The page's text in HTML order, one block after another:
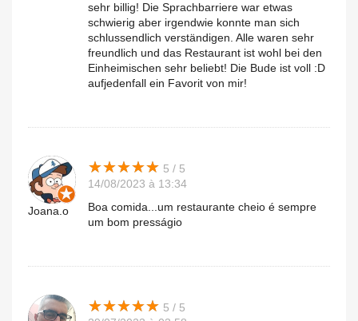
sehr billig! Die Sprachbarriere war etwas
schwierig aber irgendwie konnte man sich
schlussendlich verständigen. Alle waren sehr
freundlich und das Restaurant ist wohl bei den
Einheimischen sehr beliebt! Die Bude ist voll :D
aufjedenfall ein Favorit von mir!
Joana.o
★★★★★
★★★★★ 5 / 5
14/08/2023 à 13:34
Boa comida...um restaurante cheio é sempre
um bom presságio
★★★★★
★★★★★ 5 / 5